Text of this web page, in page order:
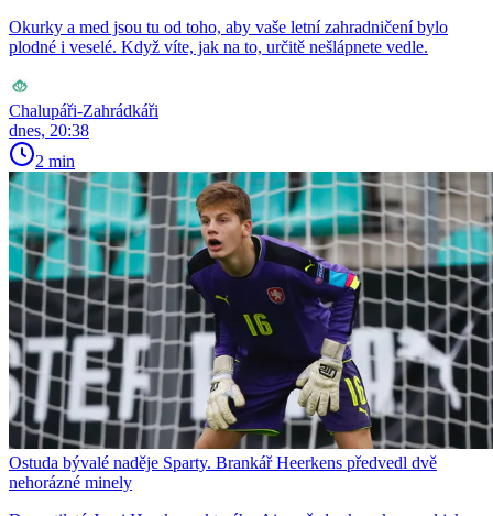
Okurky a med jsou tu od toho, aby vaše letní zahradničení bylo
plodné i veselé. Když víte, jak na to, určitě nešlápnete vedle.
Chalupáři-Zahrádkáři
dnes, 20:38
2 min
Ostuda bývalé naděje Sparty. Brankář Heerkens předvedl dvě
nehorázné minely